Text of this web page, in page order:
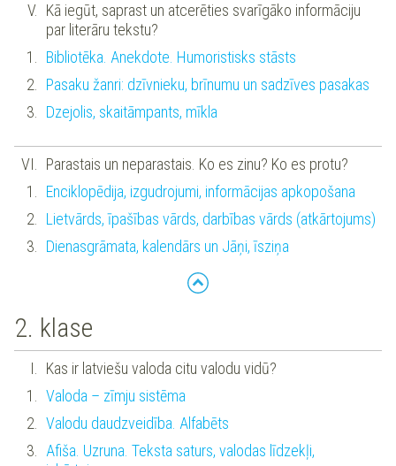
Kā iegūt, saprast un atcerēties svarīgāko informāciju
par literāru tekstu?
Bibliotēka. Anekdote. Humoristisks stāsts
Pasaku žanri: dzīvnieku, brīnumu un sadzīves pasakas
Dzejolis, skaitāmpants, mīkla
Parastais un neparastais. Ko es zinu? Ko es protu?
Enciklopēdija, izgudrojumi, informācijas apkopošana
Lietvārds, īpašības vārds, darbības vārds (atkārtojums)
Dienasgrāmata, kalendārs un Jāņi, īsziņa
2. klase
Kas ir latviešu valoda citu valodu vidū?
Valoda – zīmju sistēma
Valodu daudzveidība. Alfabēts
Afiša. Uzruna. Teksta saturs, valodas līdzekļi,